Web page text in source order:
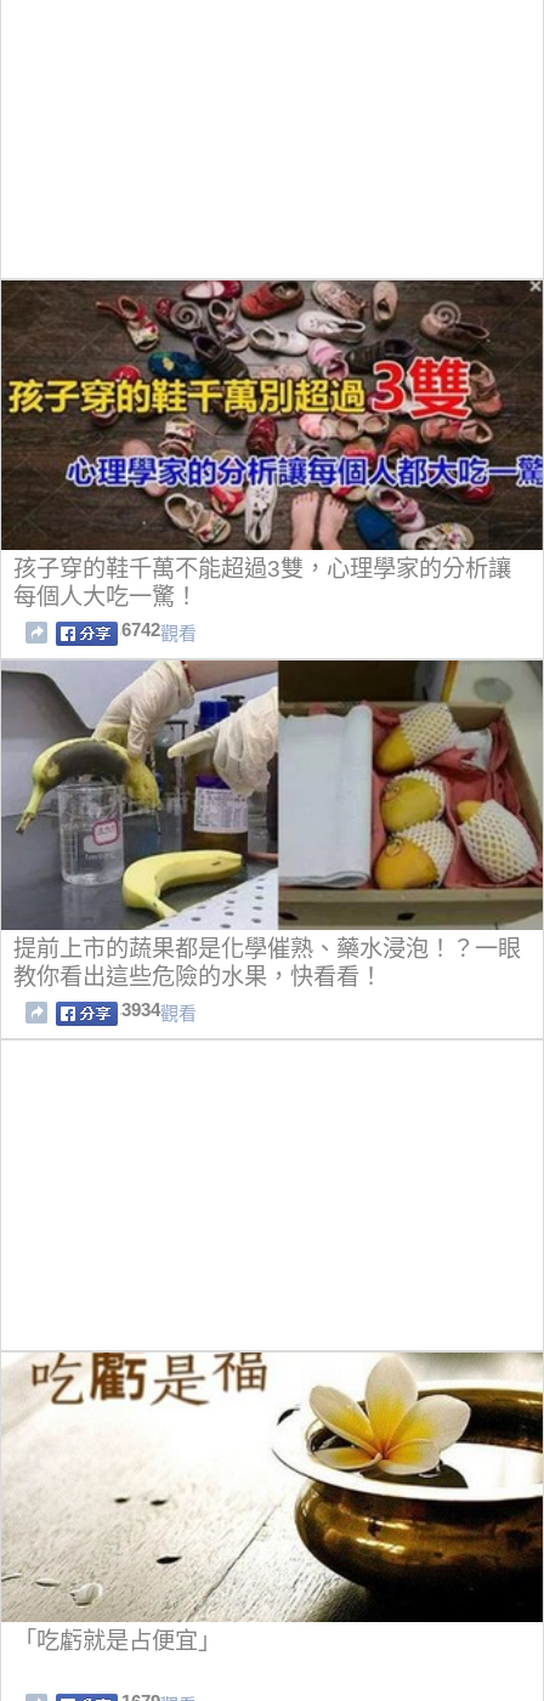
孩子穿的鞋千萬不能超過3雙，心理學家的分析讓
每個人大吃一驚！
6742觀看
提前上市的蔬果都是化學催熟、藥水浸泡！？一眼
教你看出這些危險的水果，快看看！
3934觀看
「吃虧就是占便宜」